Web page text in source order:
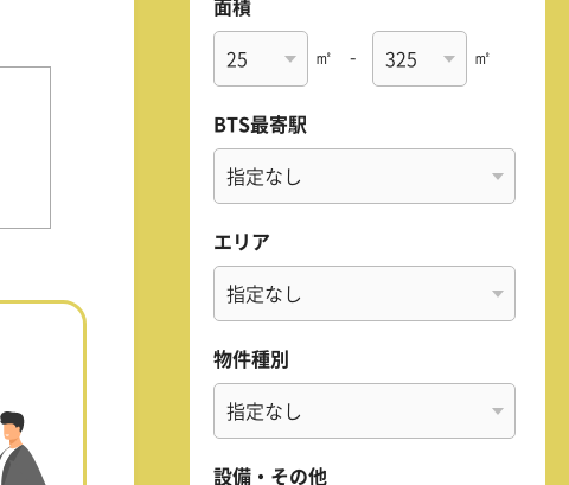
面積
㎡ - ㎡
BTS最寄駅
エリア
物件種別
設備・その他